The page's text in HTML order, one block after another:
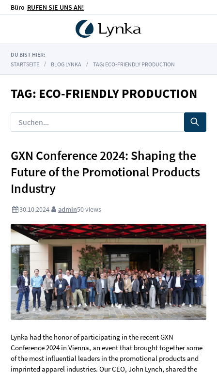
Büro RUFEN SIE UNS AN!
DU BIST HIER:
STARTSEITE
BLOG LYNKA TAG: ECO-FRIENDLY PRODUCTION
TAG: ECO-FRIENDLY PRODUCTION
GXN Conference 2024: Shaping the
Future of the Promotional Products
Industry
30.10.2024 admin50views
Lynka had the honor of participating in the recent GXN
Conference 2024 in Vienna, an event that brought together some
of the most influential leaders in the promotional products and
imprinted apparel industries. Our CEO, John Lynch, shared the